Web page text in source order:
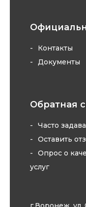
Контакты
Документы
Обратная
Часто
Оставить
Опрос о
услуг